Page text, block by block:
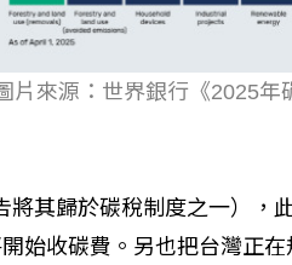
片來源：世界銀行《2025年
其歸於碳稅制度之一），
始收碳費。另也把台灣正在